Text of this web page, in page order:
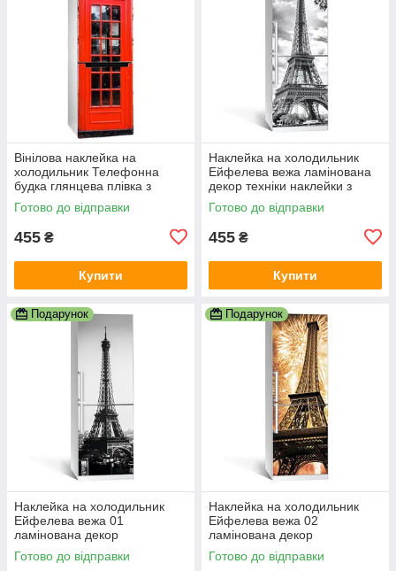
Вінілова наклейка на
холодильник Телефонна
будка глянцева плівка з
ламінацією 600х1800 мм
Готово до відправки
455 ₴
Купити
Наклейка на холодильник
Ейфелева вежа ламінована
декор техніки наклейки з
принтом 600х1800 мм
Готово до відправки
455 ₴
Купити
Подарунок
Наклейка на холодильник
Ейфелева вежа 01
ламінована декор
холодильників наклейки з
принтом 600х1800 мм
Готово до відправки
Подарунок
Наклейка на холодильник
Ейфелева вежа 02
ламінована декор
холодильників наклейки з
принтом 600х1800 мм
Готово до відправки